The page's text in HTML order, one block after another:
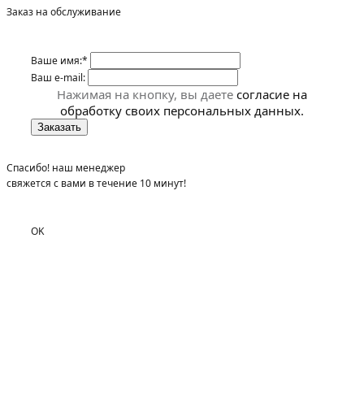
Заказ на обслуживание
Ваше имя:*
Ваш e-mail:
Нажимая на кнопку, вы даете согласие на
обработку своих персональных данных.
Спасибо! наш менеджер
свяжется с вами в течение 10 минут!
OK